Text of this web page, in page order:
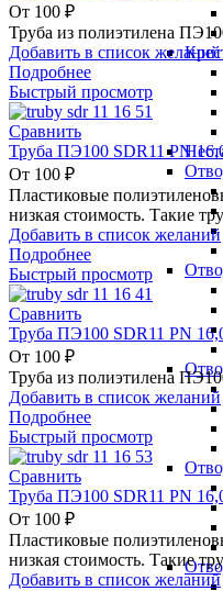
От 100 ₽
Труба из полиэтилена
Добавить в список желаний
Подробнее
Быстрый просмотр
Сравнить
Труба ПЭ100 SDR11 PN
От 100 ₽
Пластиковые
низкая стоимость. Такие
Добавить в список желаний
Подробнее
Быстрый просмотр
Сравнить
Труба ПЭ100 SDR11 PN
От 100 ₽
Труба из полиэтилена
Добавить в список желаний
Подробнее
Быстрый просмотр
Сравнить
Труба ПЭ100 SDR11 PN
От 100 ₽
Пластиковые
низкая стоимость. Такие
Добавить в список желаний